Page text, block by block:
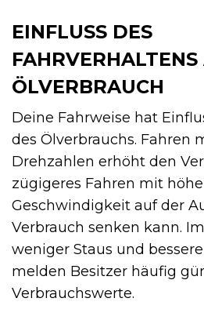
EINFLUSS DES
ÖLVERBRAUCH
Deine Fahrweise hat
des Ölverbrauchs. Fahren
Drehzahlen erhöht den
zügigeres Fahren mit
Geschwindigkeit auf der
Verbrauch senken kann.
weniger Staus und
melden Besitzer häufig
Verbrauchswerte.